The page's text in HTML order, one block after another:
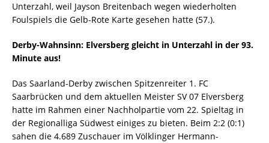
Unterzahl, weil Jayson Breitenbach wegen wiederholten
Foulspiels die Gelb-Rote Karte gesehen hatte (57.).
Derby-Wahnsinn: Elversberg gleicht in Unterzahl in der 93.
Minute aus!
Das Saarland-Derby zwischen Spitzenreiter 1. FC
Saarbrücken und dem aktuellen Meister SV 07 Elversberg
hatte im Rahmen einer Nachholpartie vom 22. Spieltag in
der Regionalliga Südwest einiges zu bieten. Beim 2:2 (0:1)
sahen die 4.689 Zuschauer im Völklinger Hermann-